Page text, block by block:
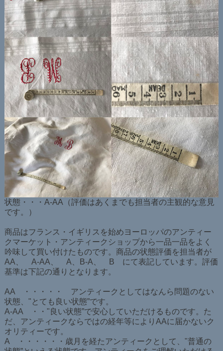
状態・・・A-AA（評価はあくまでも担当者の主観的な意見
です。）
商品はフランス・イギリスを始めヨーロッパのアンティー
クマーケット・アンティークショップから一品一品をよく
吟味して買い付けたものです。商品の状態評価を担当者が
AA、 A-AA、 A、B-A、 B にて表記しています。評価
基準は下記の通りとなります。
AA ・・・・・ アンティークとしてはなんら問題のない
状態、"とても良い状態”です。
A-AA ・・"良い状態”で安心していただけるものです。た
だ、アンティークならではの経年等によりAAに届かないク
オリティーです。
A ・・・・・・歳月を経たアンティークとして、"普通の